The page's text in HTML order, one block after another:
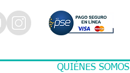
QUIÉNES SOMOS